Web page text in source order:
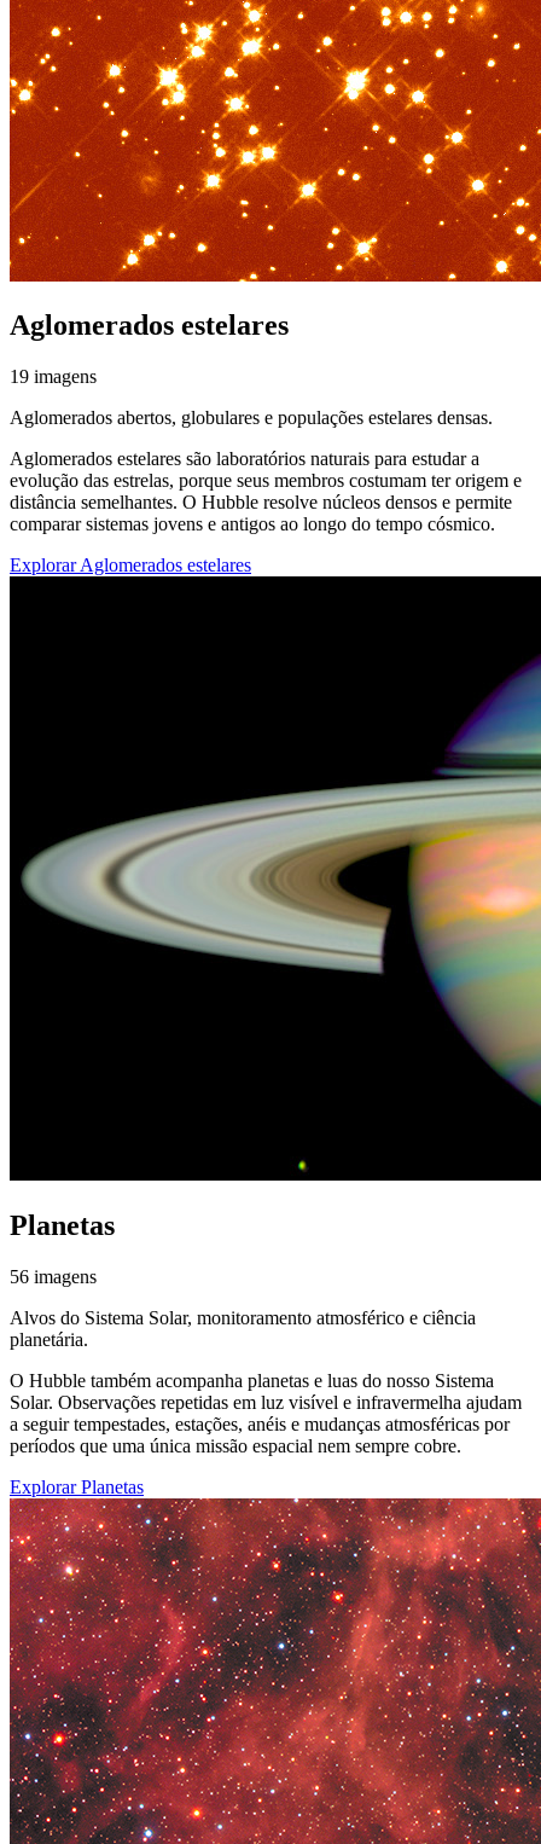
Aglomerados estelares
19 imagens
Aglomerados abertos, globulares e populações estelares densas.
Aglomerados estelares são laboratórios naturais para estudar a
evolução das estrelas, porque seus membros costumam ter origem e
distância semelhantes. O Hubble resolve núcleos densos e permite
comparar sistemas jovens e antigos ao longo do tempo cósmico.
Explorar Aglomerados estelares
Planetas
56 imagens
Alvos do Sistema Solar, monitoramento atmosférico e ciência
planetária.
O Hubble também acompanha planetas e luas do nosso Sistema
Solar. Observações repetidas em luz visível e infravermelha ajudam
a seguir tempestades, estações, anéis e mudanças atmosféricas por
períodos que uma única missão espacial nem sempre cobre.
Explorar Planetas